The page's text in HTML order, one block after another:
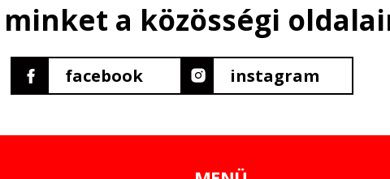
minket a közösségi
facebook instagram